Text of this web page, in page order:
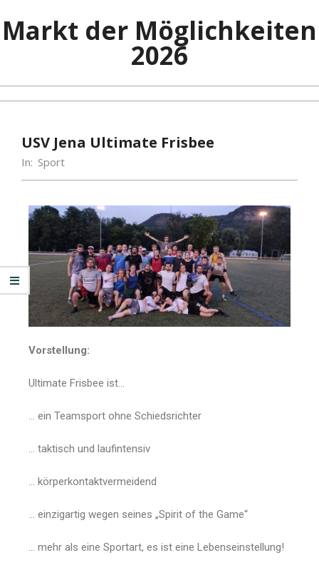
Markt der Möglichkeiten
2026
USV Jena Ultimate Frisbee
In: Sport
Vorstellung:
Ultimate Frisbee ist…
… ein Teamsport ohne Schiedsrichter
… taktisch und laufintensiv
… körperkontaktvermeidend
… einzigartig wegen seines „Spirit of the Game“
… mehr als eine Sportart, es ist eine Lebenseinstellung!